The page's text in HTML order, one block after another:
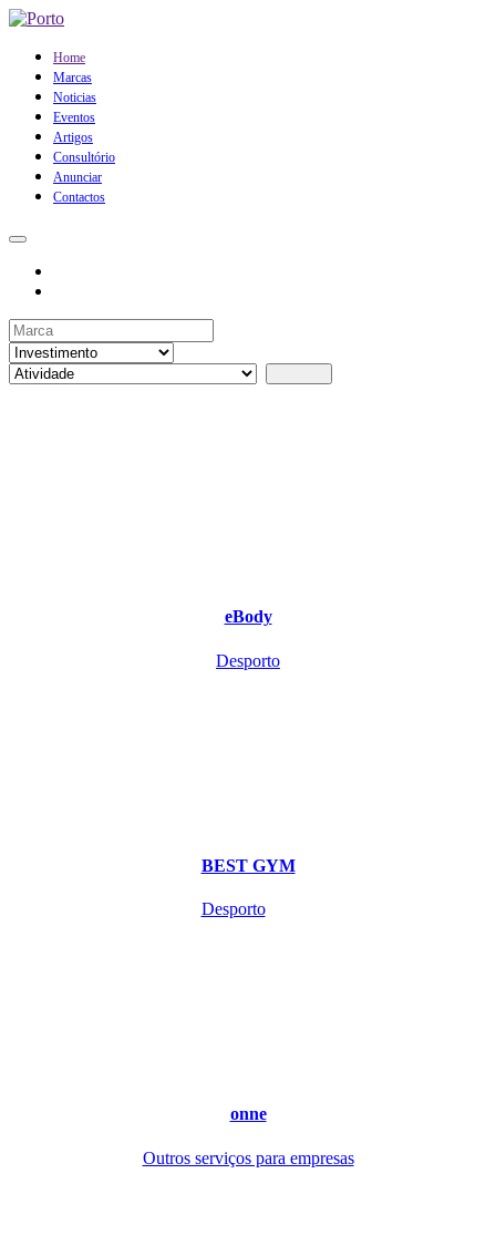
Home
Marcas
Noticias
Eventos
Artigos
Consultório
Anunciar
Contactos
eBody
Desporto
BEST GYM
Desporto
onne
Outros serviços para empresas